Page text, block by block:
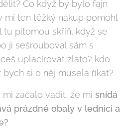
Co když by bylo fajn
mi ten těžký nákup pomohl
pitomou skříň, když se
ji sešrouboval sám s
uplacírovat zlato? kdo
bych si o něj musela říkat?
mi začalo vadit, že mi snídá
prázdné obaly v lednici a